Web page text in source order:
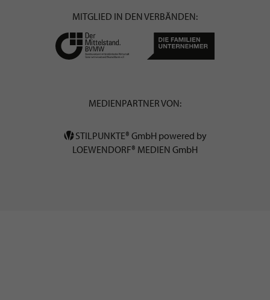
MITGLIED IN DEN VERBÄNDEN:
MEDIENPARTNER VON:
STILPUNKTE® GmbH powered by
LOEWENDORF® MEDIEN GmbH